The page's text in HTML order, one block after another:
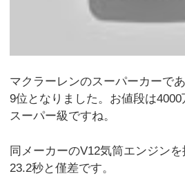
マクラーレンのスーパーカーで
9位となりました。お値段は
スーパー級ですね。
同メーカーのV12気筒エンジン
23.2秒と僅差です。